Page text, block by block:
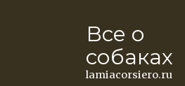
Все о
собаках
lamiacorsiero.ru